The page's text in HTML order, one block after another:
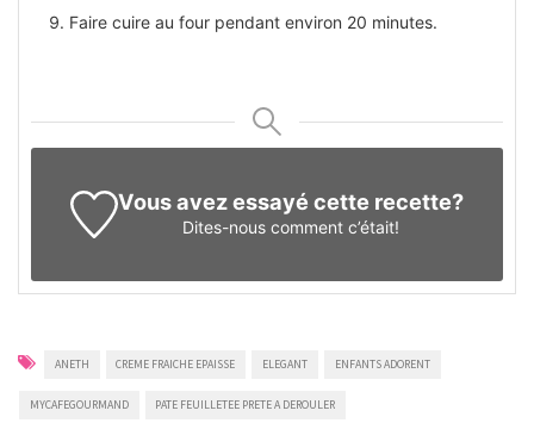
Faire cuire au four pendant environ 20 minutes.
Vous avez essayé cette recette?
Dites-nous comment c’était!
ANETH CREME FRAICHE EPAISSE ELEGANT ENFANTS ADORENT
MYCAFEGOURMAND PATE FEUILLETEE PRETE A DEROULER